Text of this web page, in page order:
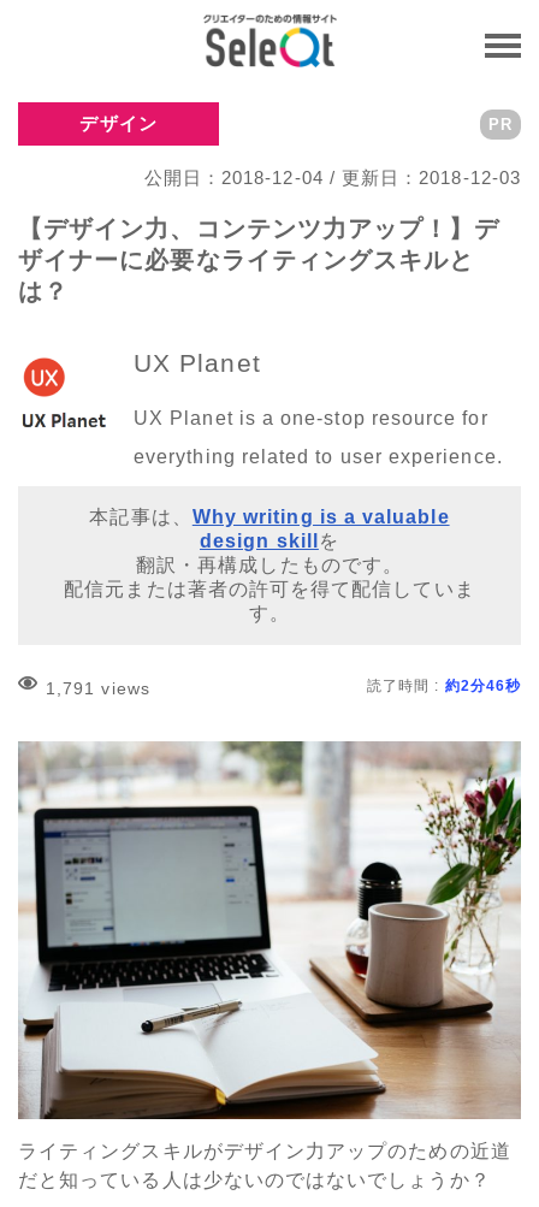
デザイン
公開日：2018-12-04 / 更新日：2018-12-03
PR
【デザイン力、コンテンツ力アップ！】デ
ザイナーに必要なライティングスキルと
は？
UX Planet
UX Planet is a one-stop resource for
everything related to user experience.
本記事は、 Why writing is a valuable
design skill
を
翻訳・再構成したものです。
配信元または著者の許可を得て配信していま
す。
1,791 views 読了時間 : 約2分46秒
ライティングスキルがデザイン力アップのための近道
だと知っている人は少ないのではないでしょうか？